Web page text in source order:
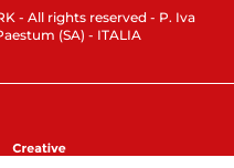
- All rights reserved - P. Iva
(SA) - ITALIA